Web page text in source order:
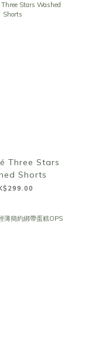
Three Stars
Shorts